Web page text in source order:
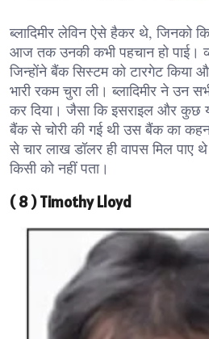
ब्लादिमीर लेविन ऐसे हैकर थे, जिनको
आज तक उनकी कभी पहचान हो पाई।
जिन्होंने बैंक सिस्टम को टारगेट किया
भारी रकम चुरा ली। ब्लादिमीर ने उन
कर दिया। जैसा कि इसराइल और कुछ
बैंक से चोरी की गई थी उस बैंक का
से चार लाख डॉलर ही वापस मिल पाए
किसी को नहीं पता।
( 8 ) Timothy Lloyd